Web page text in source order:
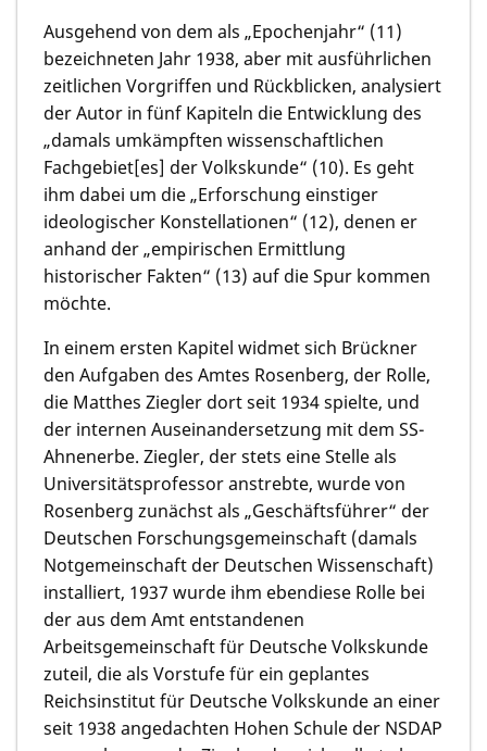
Ausgehend von dem als „Epochenjahr“ (11)
bezeichneten Jahr 1938, aber mit ausführlichen
zeitlichen Vorgriffen und Rückblicken, analysiert
der Autor in fünf Kapiteln die Entwicklung des
„damals umkämpften wissenschaftlichen
Fachgebiet[es] der Volkskunde“ (10). Es geht
ihm dabei um die „Erforschung einstiger
ideologischer Konstellationen“ (12), denen er
anhand der „empirischen Ermittlung
historischer Fakten“ (13) auf die Spur kommen
möchte.
In einem ersten Kapitel widmet sich Brückner
den Aufgaben des Amtes Rosenberg, der Rolle,
die Matthes Ziegler dort seit 1934 spielte, und
der internen Auseinandersetzung mit dem SS-
Ahnenerbe. Ziegler, der stets eine Stelle als
Universitätsprofessor anstrebte, wurde von
Rosenberg zunächst als „Geschäftsführer“ der
Deutschen Forschungsgemeinschaft (damals
Notgemeinschaft der Deutschen Wissenschaft)
installiert, 1937 wurde ihm ebendiese Rolle bei
der aus dem Amt entstandenen
Arbeitsgemeinschaft für Deutsche Volkskunde
zuteil, die als Vorstufe für ein geplantes
Reichsinstitut für Deutsche Volkskunde an einer
seit 1938 angedachten Hohen Schule der NSDAP